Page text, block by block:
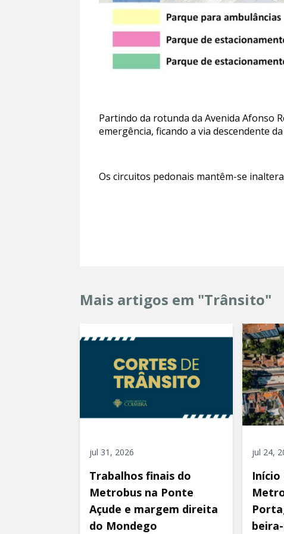
Partindo da rotunda da Avenida Afonso
emergência, ficando a via descendente
Os circuitos pedonais mantêm-se
Mais artigos em "Trânsito"
jul 31, 2026
Trabalhos finais do
Metrobus na Ponte
Açude e margem direita
do Mondego
jul 24,
Início